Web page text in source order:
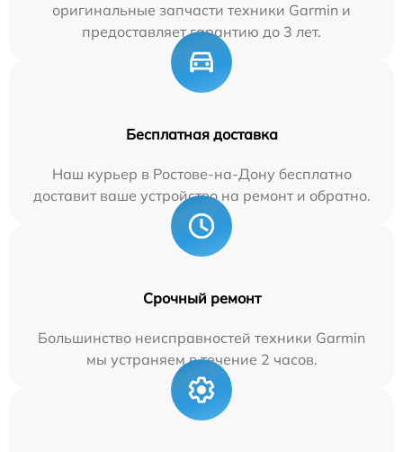
оригинальные запчасти техники Garmin и
предоставляет гарантию до 3 лет.
Бесплатная доставка
Наш курьер в Ростове-на-Дону бесплатно
доставит ваше устройство на ремонт и обратно.
Срочный ремонт
Большинство неисправностей техники Garmin
мы устраняем в течение 2 часов.